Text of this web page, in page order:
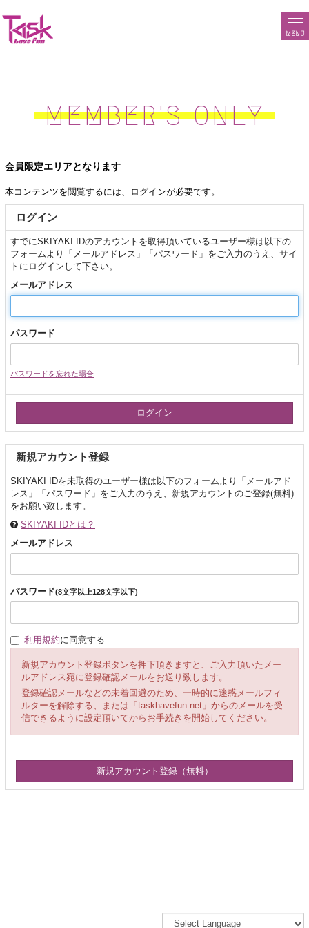
MENU
MEMBER'S ONLY
会員限定エリアとなります
本コンテンツを閲覧するには、ログインが必要です。
ログイン
すでにSKIYAKI IDのアカウントを取得頂いているユーザー様は以下の
フォームより「メールアドレス」「パスワード」をご入力のうえ、サイ
トにログインして下さい。
メールアドレス
パスワード
パスワードを忘れた場合
新規アカウント登録
SKIYAKI IDを未取得のユーザー様は以下のフォームより「メールアド
レス」「パスワード」をご入力のうえ、新規アカウントのご登録(無料)
をお願い致します。
SKIYAKI IDとは？
メールアドレス
パスワード(8文字以上128文字以下)
利用規約に同意する
新規アカウント登録ボタンを押下頂きますと、ご入力頂いたメー
ルアドレス宛に登録確認メールをお送り致します。
登録確認メールなどの未着回避のため、一時的に迷惑メールフィ
ルターを解除する、または「taskhavefun.net」からのメールを受
信できるように設定頂いてからお手続きを開始してください。